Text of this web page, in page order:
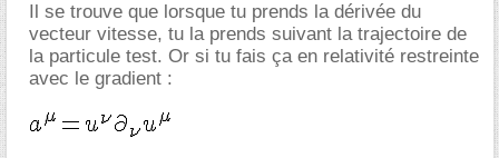
Il se trouve que lorsque tu prends la dérivée du
vecteur vitesse, tu la prends suivant la trajectoire de
la particule test. Or si tu fais ça en relativité restreinte
avec le gradient :